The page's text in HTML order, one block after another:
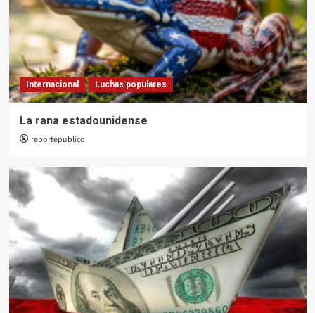
Internacional Luchas populares
La rana estadounidense
reportepublico